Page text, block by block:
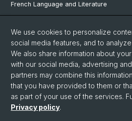
French Language and Literature
Italian Language and Literature
Nordic Studies
Eastern European Studies
© University of Basel
We use cookies to personalize
social media features, and to
We also share information about
with our social media, advertising
partners may combine this
that you have provided to them or
as part of your use of the services.
Privacy policy.